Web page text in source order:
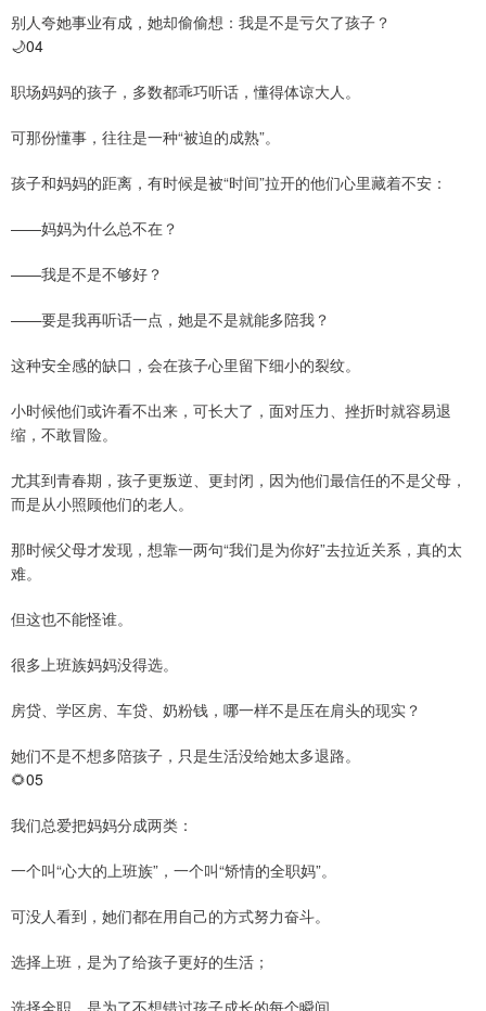
别人夸她事业有成，她却偷偷想：我是不是亏欠了孩子？
🌙04
职场妈妈的孩子，多数都乖巧听话，懂得体谅大人。
可那份懂事，往往是一种“被迫的成熟”。
孩子和妈妈的距离，有时候是被“时间”拉开的他们心里藏着不安：
——妈妈为什么总不在？
——我是不是不够好？
——要是我再听话一点，她是不是就能多陪我？
这种安全感的缺口，会在孩子心里留下细小的裂纹。
小时候他们或许看不出来，可长大了，面对压力、挫折时就容易退
缩，不敢冒险。
尤其到青春期，孩子更叛逆、更封闭，因为他们最信任的不是父母，
而是从小照顾他们的老人。
那时候父母才发现，想靠一两句“我们是为你好”去拉近关系，真的太
难。
但这也不能怪谁。
很多上班族妈妈没得选。
房贷、学区房、车贷、奶粉钱，哪一样不是压在肩头的现实？
她们不是不想多陪孩子，只是生活没给她太多退路。
🌻05
我们总爱把妈妈分成两类：
一个叫“心大的上班族”，一个叫“矫情的全职妈”。
可没人看到，她们都在用自己的方式努力奋斗。
选择上班，是为了给孩子更好的生活；